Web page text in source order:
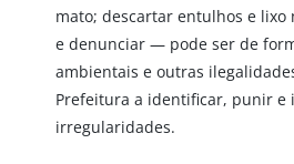
mato; descartar entulhos e lixo
e denunciar — pode ser de
ambientais e outras
Prefeitura a identificar, punir e
irregularidades.